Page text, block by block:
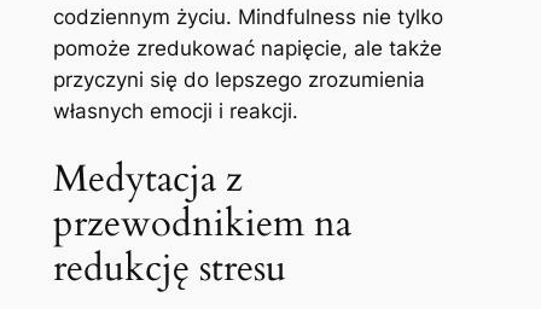
codziennym życiu. Mindfulness nie tylko
pomoże zredukować napięcie, ale także
przyczyni się do lepszego zrozumienia
własnych emocji i reakcji.
Medytacja z
przewodnikiem na
redukcję stresu